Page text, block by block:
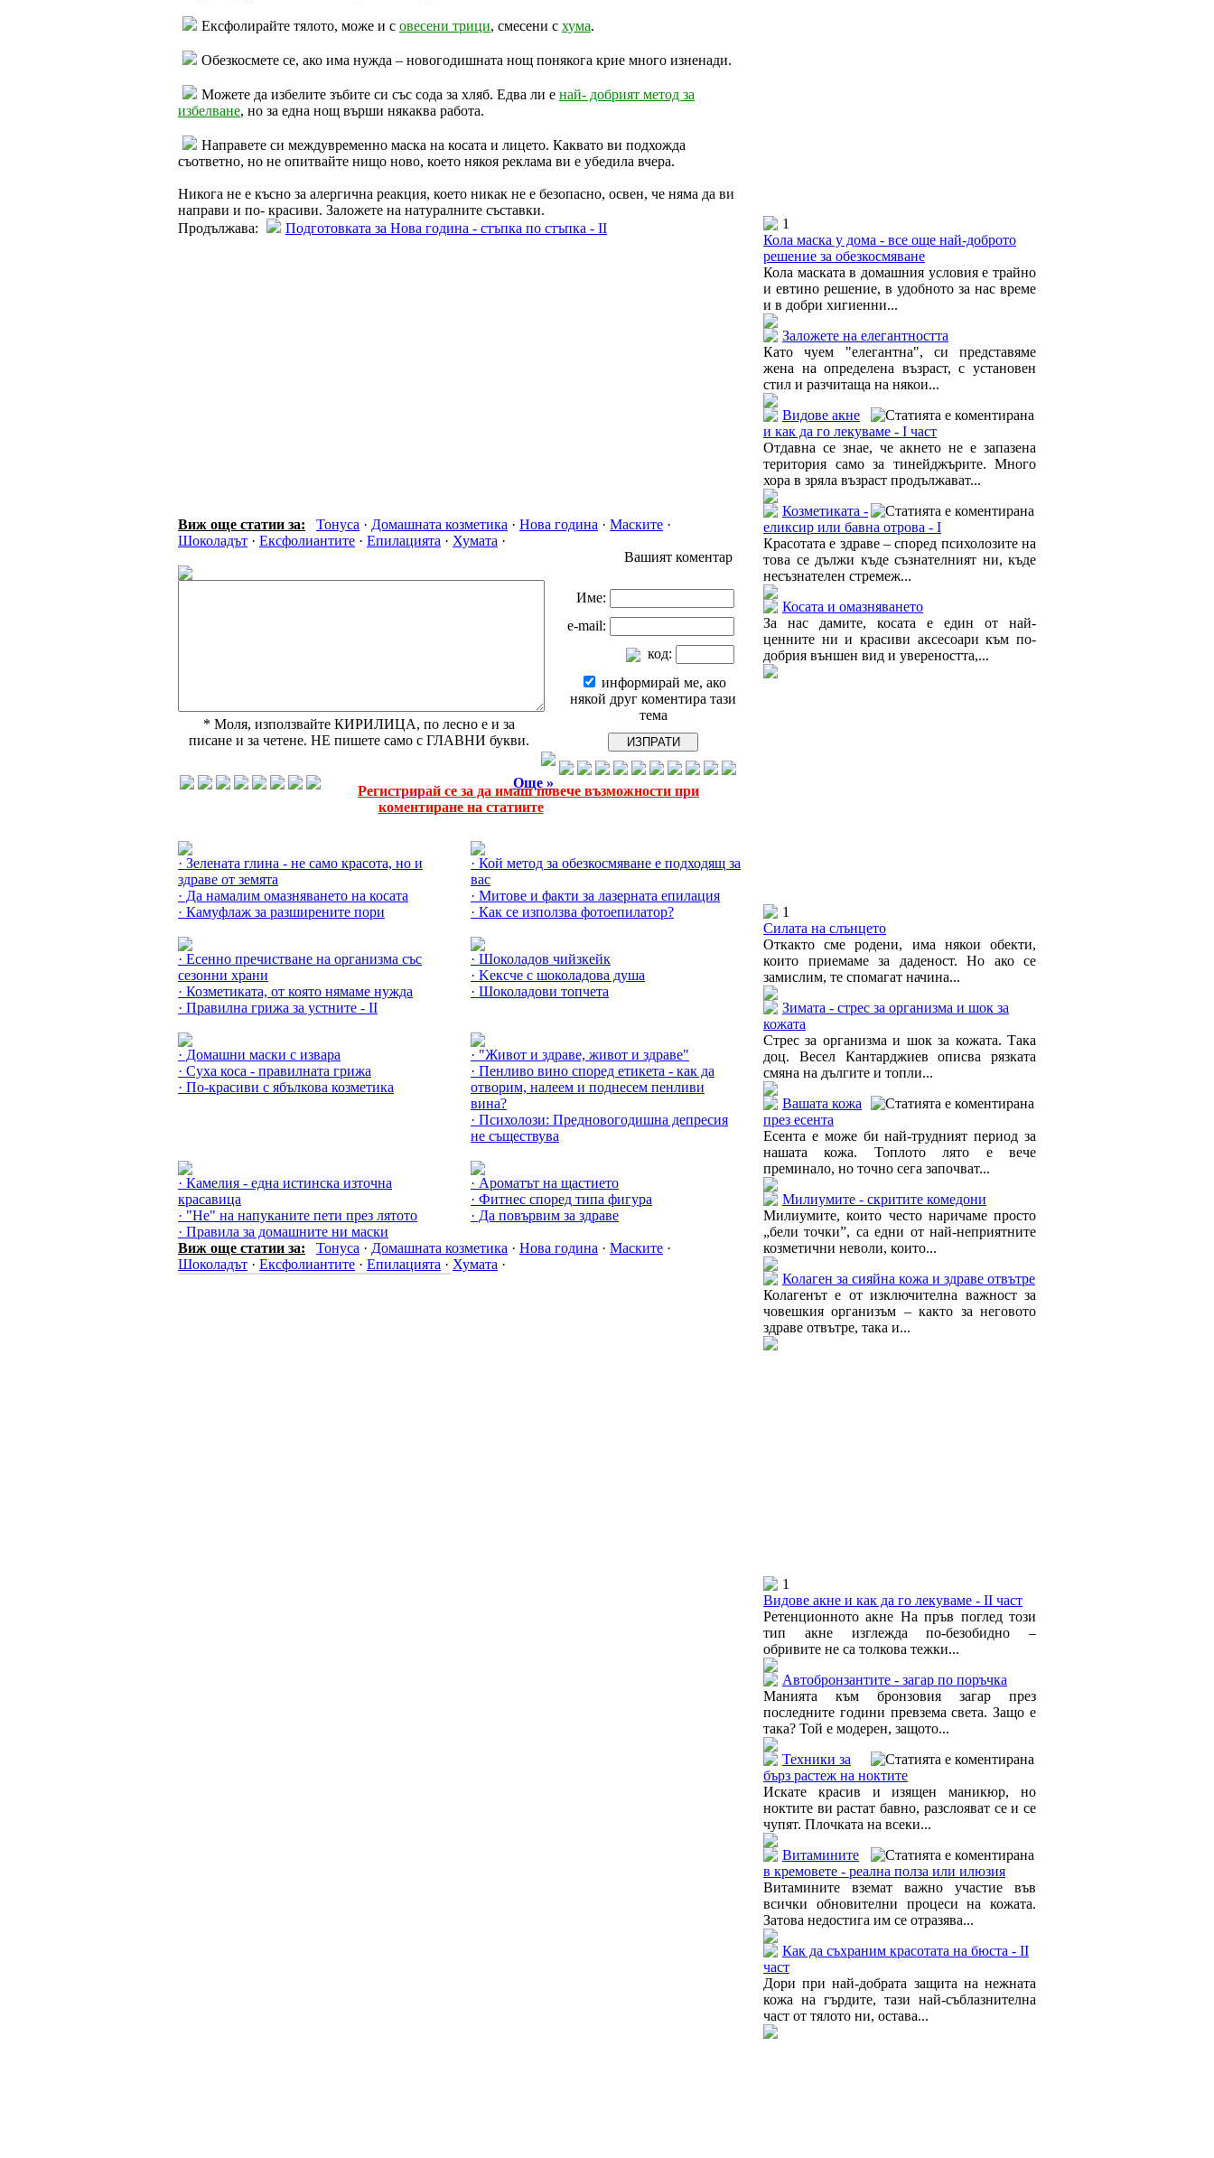
Ексфолирайте тялото, може и с овесени трици, смесени с хума.
Обезкосмете се, ако има нужда – новогодишната нощ понякога крие много изненади.
Можете да избелите зъбите си със сода за хляб. Едва ли е най- добрият метод за
избелване, но за една нощ върши някаква работа.
Направете си междувременно маска на косата и лицето. Каквато ви подхожда
съответно, но не опитвайте нищо ново, което някоя реклама ви е убедила вчера.
Никога не е късно за алергична реакция, което никак не е безопасно, освен, че няма да ви
направи и по- красиви. Заложете на натуралните съставки.
Продължава:
Подготовката за Нова година - стъпка по стъпка - II
Виж още статии за: Тонуса · Домашната козметика · Нова година · Маските ·
Шоколадът · Ексфолиантите · Епилацията · Хумата ·
Вашият коментар
* Моля, използвайте КИРИЛИЦА, по лесно е и за
писане и за четене. НЕ пишете само с ГЛАВНИ букви.
Име:
e-mail:
код:
информирай ме, ако
някой друг коментира тази
тема
Още »
Регистрирай се за да имаш повече възможности при
коментиране на статиите
· Зелената глина - не само красота, но и
здраве от земята
· Да намалим омазняването на косата
· Камуфлаж за разширените пори
· Кой метод за обезкосмяване е подходящ за
вас
· Митове и факти за лазерната епилация
· Как се използва фотоепилатор?
· Есенно пречистване на организма със
сезонни храни
· Козметиката, от която нямаме нужда
· Правилна грижа за устните - II
· Шоколадов чийзкейк
· Kексче с шоколадова душа
· Шоколадови топчета
· Домашни маски с извара
· Суха коса - правилната грижа
· По-красиви с ябълкова козметика
· "Живот и здраве, живот и здраве"
· Пенливо вино според етикета - как да
отворим, налеем и поднесем пенливи
вина?
· Психолози: Предновогодишна депресия
не съществува
· Камелия - една истинска източна
красавица
· "Не" на напуканите пети през лятото
· Правила за домашните ни маски
· Ароматът на щастието
· Фитнес според типа фигура
· Да повървим за здраве
Виж още статии за: Тонуса · Домашната козметика · Нова година · Маските ·
Шоколадът · Ексфолиантите · Епилацията · Хумата ·
1
Кола маска у дома - все още най-доброто
решение за обезкосмяване
Кола маската в домашния условия е трайно
и евтино решение, в удобното за нас време
и в добри хигиенни...
Заложете на елегантността
Като чуем "елегантна", си представяме
жена на определена възраст, с установен
стил и разчитаща на някои...
Видове акне
и как да го лекуваме - I част
Отдавна се знае, че акнето не е запазена
територия само за тинейджърите. Много
хора в зряла възраст продължават...
Козметиката -
еликсир или бавна отрова - I
Красотата е здраве – според психолозите на
това се дължи къде съзнателният ни, къде
несъзнателен стремеж...
Косата и омазняването
За нас дамите, косата е един от най-
ценните ни и красиви аксесоари към по-
добрия външен вид и увереността,...
1
Силата на слънцето
Откакто сме родени, има някои обекти,
които приемаме за даденост. Но ако се
замислим, те спомагат начина...
Зимата - стрес за организма и шок за
кожата
Стрес за организма и шок за кожата. Така
доц. Весел Кантарджиев описва рязката
смяна на дългите и топли...
Вашата кожа
през есента
Есента е може би най-трудният период за
нашата кожа. Топлото лято е вече
преминало, но точно сега започват...
Милиумите - скритите комедони
Милиумите, които често наричаме просто
„бели точки”, са едни от най-неприятните
козметични неволи, които...
Колаген за сияйна кожа и здраве отвътре
Колагенът е от изключителна важност за
човешкия организъм – както за неговото
здраве отвътре, така и...
1
Видове акне и как да го лекуваме - II част
Ретенционното акне На пръв поглед този
тип акне изглежда по-безобидно –
обривите не са толкова тежки...
Автобронзантите - загар по поръчка
Манията към бронзовия загар през
последните години превзема света. Защо е
така? Той е модерен, защото...
Техники за
бърз растеж на ноктите
Искате красив и изящен маникюр, но
ноктите ви растат бавно, разслояват се и се
чупят. Плочката на всеки...
Витамините
в кремовете - реална полза или илюзия
Витамините вземат важно участие във
всички обновителни процеси на кожата.
Затова недостига им се отразява...
Как да съхраним красотата на бюста - II
част
Дори при най-добрата защита на нежната
кожа на гърдите, тази най-съблазнителна
част от тялото ни, остава...